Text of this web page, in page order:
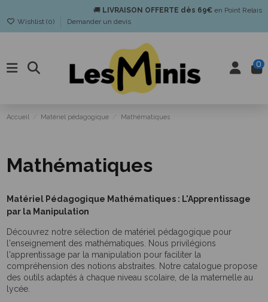
🚚 LIVRAISON OFFERTE dès 69€en Point Relais
Wishlist (0) Demander un devis
0
Accueil Matériel pédagogique Mathématiques
Mathématiques
Matériel Pédagogique Mathématiques : L'Apprentissage
par la Manipulation
Découvrez notre sélection de matériel pédagogique pour
l'enseignement des mathématiques. Nous privilégions
l'apprentissage par la manipulation pour faciliter la
compréhension des notions abstraites. Notre catalogue propose
des outils adaptés à chaque niveau scolaire, de la maternelle au
lycée.